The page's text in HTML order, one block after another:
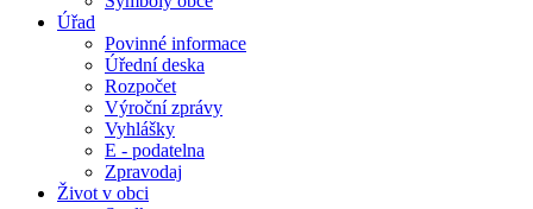
Úřad
Povinné informace
Úřední deska
Rozpočet
Výroční zprávy
Vyhlášky
E - podatelna
Zpravodaj
Život v obci